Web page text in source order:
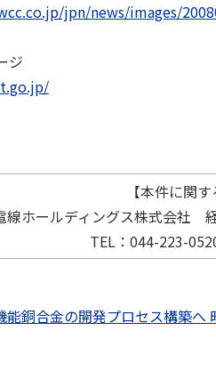
jpn/news/images/
ジ
【本件に関
線ホールディングス株式会社
TEL：044-223-
能銅合金の開発プロセス構築